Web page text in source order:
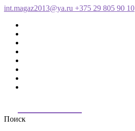
int.magaz2013@ya.ru +375 29 805 90 10
Поиск